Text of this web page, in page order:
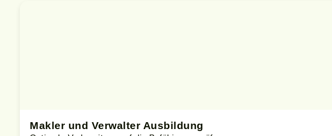
Makler und Verwalter Ausbildung